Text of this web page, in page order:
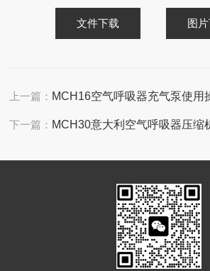
文件下载 图
上一篇： MCH16空气呼吸器充气泵使用
下一篇： MCH30意大利空气呼吸器压缩